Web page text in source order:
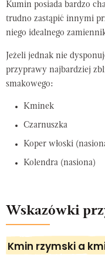
Kumin posiada bardzo
trudno zastąpić innymi
niego idealnego
Jeżeli jednak nie
przyprawy najbardziej
smakowego:
Kminek
Czarnuszka
Koper włoski
Kolendra (nasiona)
Wskazówki
Kmin rzymski a